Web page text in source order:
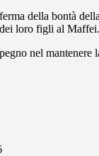
della bontà
loro figli al Maffei.
nel mantenere